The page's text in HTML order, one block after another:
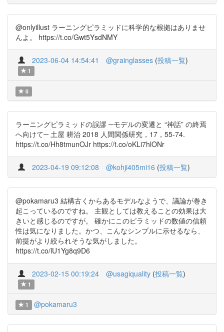
@onlyillust ラーニングピラミッドに科学的な根拠はありませ
んよ。 https://t.co/Gwt5YsdNMY
2023-06-04 14:54:41 @grainglasses (投稿一覧)
1
0
ラーニングピラミッドの誤謬 ─モデルの変遷と “神話” の終焉
へ向けて─ 土屋 耕治 2018 人間関係研究，17，55-74.
https://t.co/Hh8tmunOJr https://t.co/oKLi7hlONr
2023-04-19 09:12:08 @kohji405mi16 (投稿一覧)
@pokamaru3 結構古くからあるモデルなようで、議論が巻き
起こっているのですね。 主観としては教えることの効果は大
きいと感じるのですが。 確かにこのピラミッドの数値の信頼
性は気になりました。かつ、こんなシンプルに示せるなら、
前提がより絞られそうな気がしました。
https://t.co/lU1Yg8q9D6
2023-02-15 00:19:24 @usagiquality (投稿一覧)
1
1 @pokamaru3